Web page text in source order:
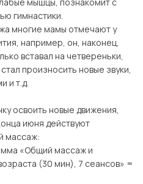
гимнастики.
многие мамы отмечают у
например, он, наконец,
вставал на четвереньки,
произносить новые звуки,
и т.д.
освоить новые движения,
июня действуют
массаж:
«Общий массаж и
(30 мин), 7 сеансов» =